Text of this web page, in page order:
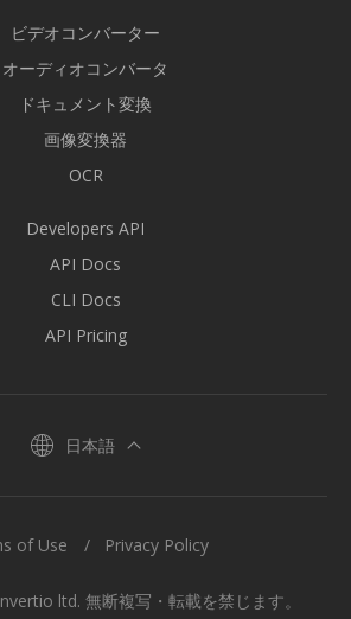
ビデオコンバーター
オーディオコンバータ
ドキュメント変換
画像変換器
OCR
Developers API
API Docs
CLI Docs
API Pricing
日本語
ltd. 無断複写・転載を禁じます。
of Use Privacy Policy